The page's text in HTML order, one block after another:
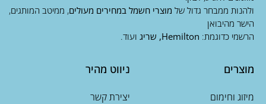
ולהנות ממבחר גדול של מוצרי חשמל במחירים מעולים, ממיטב המותגים,
הישר מהיבואן
הרשמי כדוגמת: Hemilton, שריג ועוד.
מוצרים
מיזוג וחימום
ניווט מהיר
יצירת קשר